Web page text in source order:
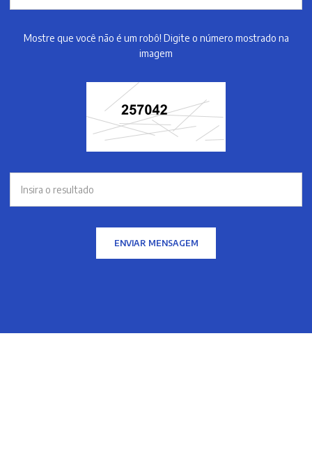
Mostre que você não é um robô! Digite o número mostrado na
imagem
ENVIAR MENSAGEM